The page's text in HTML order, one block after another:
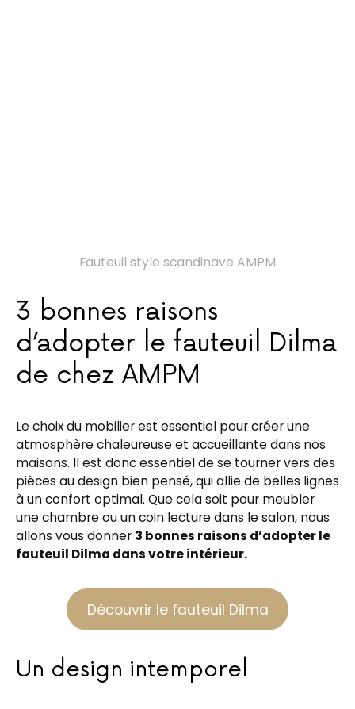
Fauteuil style scandinave AMPM
3 bonnes raisons
d’adopter le fauteuil Dilma
de chez AMPM
Le choix du mobilier est essentiel pour créer une
atmosphère chaleureuse et accueillante dans nos
maisons. Il est donc essentiel de se tourner vers des
pièces au design bien pensé, qui allie de belles lignes
à un confort optimal. Que cela soit pour meubler
une chambre ou un coin lecture dans le salon, nous
allons vous donner 3 bonnes raisons d’adopter le
fauteuil Dilma dans votre intérieur.
Découvrir le fauteuil Dilma
Un design intemporel